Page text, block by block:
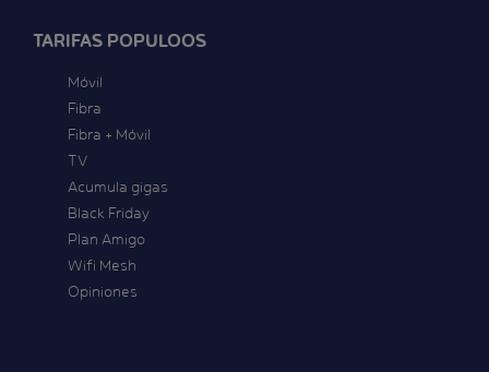
TARIFAS POPULOOS
Móvil
Fibra
Fibra + Móvil
TV
Acumula gigas
Black Friday
Plan Amigo
Wifi Mesh
Opiniones